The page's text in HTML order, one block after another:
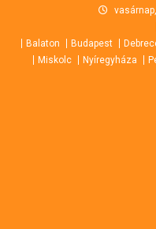
contentBalaton Budapest
Miskolc
Nyíregyháza